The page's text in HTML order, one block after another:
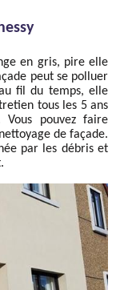
en gris, pire elle
peut se polluer
fil du temps, elle
tous les 5 ans
pouvez faire
de façade.
par les débris et